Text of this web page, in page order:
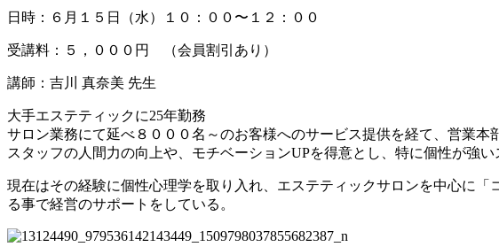
日時：６月１５日（水）１０：００〜１２：００
受講料：５，０００円 （会員割引あり）
講師：吉川 真奈美 先生
大手エステティックに25年勤務
サロン業務にて延べ８０００名～のお客様へのサービス提供を経て、営業本
スタッフの人間力の向上や、モチベーションUPを得意とし、特に個性が強
現在はその経験に個性心理学を取り入れ、エステティックサロンを中心に
る事で経営のサポートをしている。